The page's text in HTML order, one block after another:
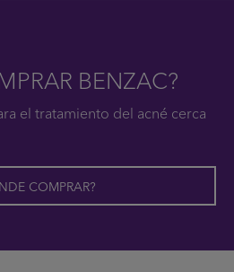
BENZAC?
el tratamiento del acné cerca
COMPRAR?